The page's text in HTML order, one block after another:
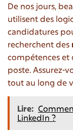
De nos jours,
utilisent des
candidatures
recherchent des
compétences et
poste. Assurez-
tout au long de
Lire:
LinkedIn ?